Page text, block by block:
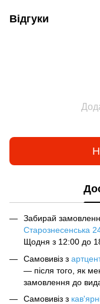
Відгуки
Забирай
Старознесенська
Щодня з 12:00 до
Самовивіз з
— після того, як
замовлення до
Самовивіз з